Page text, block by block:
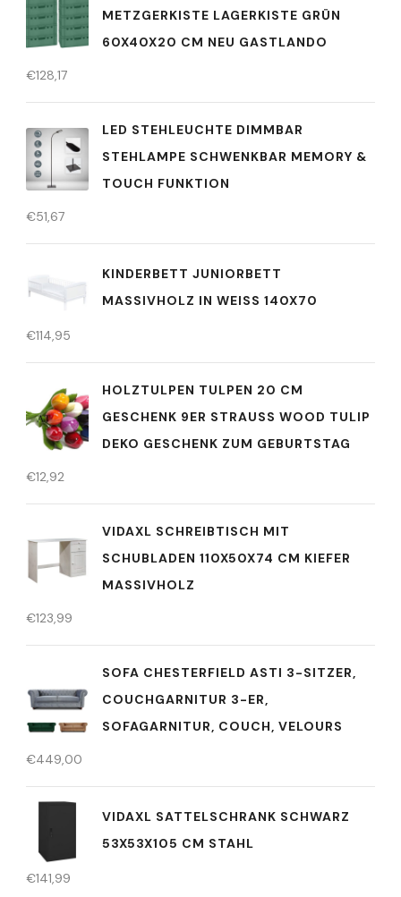
METZGERKISTE LAGERKISTE GRÜN
60X40X20 CM NEU GASTLANDO
€128,17
LED STEHLEUCHTE DIMMBAR
STEHLAMPE SCHWENKBAR MEMORY &
TOUCH FUNKTION
€51,67
KINDERBETT JUNIORBETT
MASSIVHOLZ IN WEISS 140X70
€114,95
HOLZTULPEN TULPEN 20 CM
GESCHENK 9ER STRAUSS WOOD TULIP D
EKO GESCHENK ZUM GEBURTSTAG
€12,92
VIDAXL SCHREIBTISCH MIT
SCHUBLADEN 110X50X74 CM KIEFER
MASSIVHOLZ
€123,99
SOFA CHESTERFIELD ASTI 3-SITZER,
COUCHGARNITUR 3-ER,
SOFAGARNITUR, COUCH, VELOURS
€449,00
VIDAXL SATTELSCHRANK SCHWARZ
53X53X105 CM STAHL
€141,99